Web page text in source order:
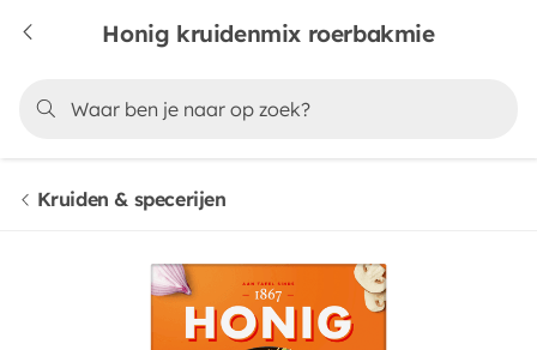
Honig kruidenmix roerbakmie
Kruiden & specerijen